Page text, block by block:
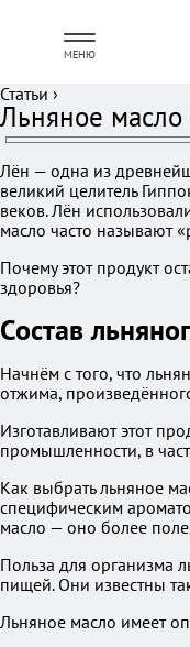
МЕНЮ
Статьи ›
Льняное масло
Лён — одна из
великий целитель
веков. Лён
масло часто называют
Почему этот продукт
здоровья?
Состав
Начнём с того, что
отжима,
Изготавливают этот
промышленности, в
Как выбрать льняное
специфическим
масло — оно более
Польза для организма
пищей. Они известны
Льняное масло имеет